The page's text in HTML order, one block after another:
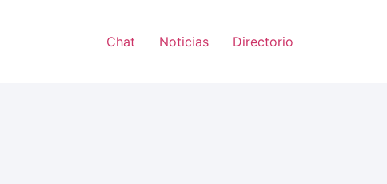
Chat Noticias Directorio